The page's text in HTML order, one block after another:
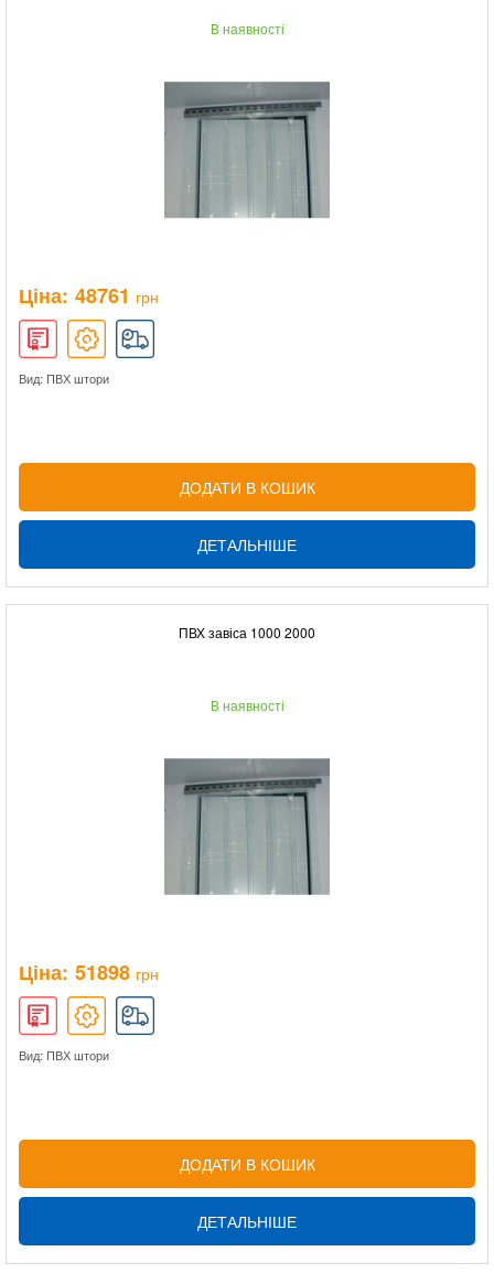
В наявності
Ціна: 48761 грн
Вид: ПВХ штори
ДОДАТИ В КОШИК
ДЕТАЛЬНІШЕ
ПВХ завіса 1000 2000
В наявності
Ціна: 51898 грн
Вид: ПВХ штори
ДОДАТИ В КОШИК
ДЕТАЛЬНІШЕ